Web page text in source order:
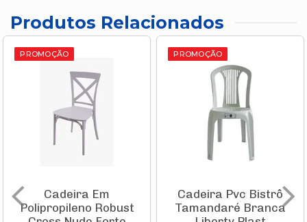
Produtos Relacionados
PROMOÇÃO
Cadeira Em
Polipropileno Robust
PROMOÇÃO
Cadeira Pvc Bistrô
Tamandaré Branca